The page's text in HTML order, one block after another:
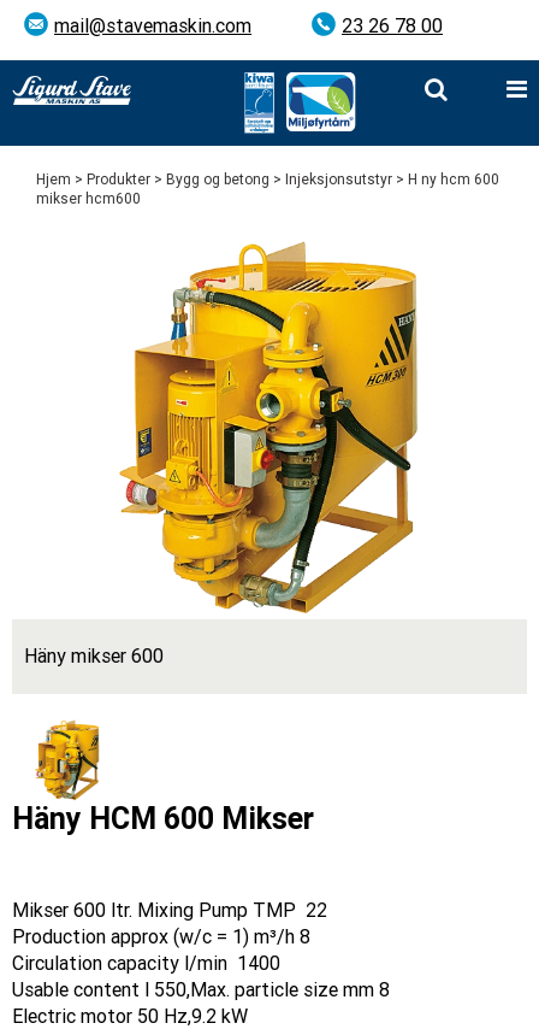
mail@stavemaskin.com 23 26 78 00
Hjem > Produkter > Bygg og betong > Injeksjonsutstyr > H ny hcm 600
mikser hcm600
Häny mikser 600
Häny HCM 600 Mikser
Mikser 600 ltr. Mixing Pump TMP 22
Production approx (w/c = 1) m³/h 8
Circulation capacity l/min 1400
Usable content l 550,Max. particle size mm 8
Electric motor 50 Hz,9.2 kW